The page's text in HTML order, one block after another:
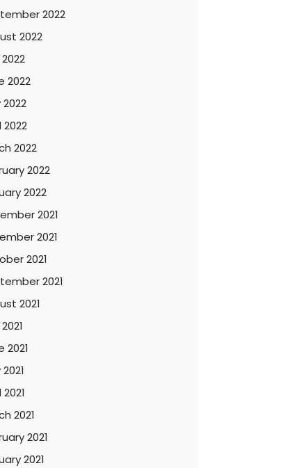
2022
2022
2022
2022
2022
2022
2022
2022
2021
2021
2021
2021
2021
2021
2021
2021
2021